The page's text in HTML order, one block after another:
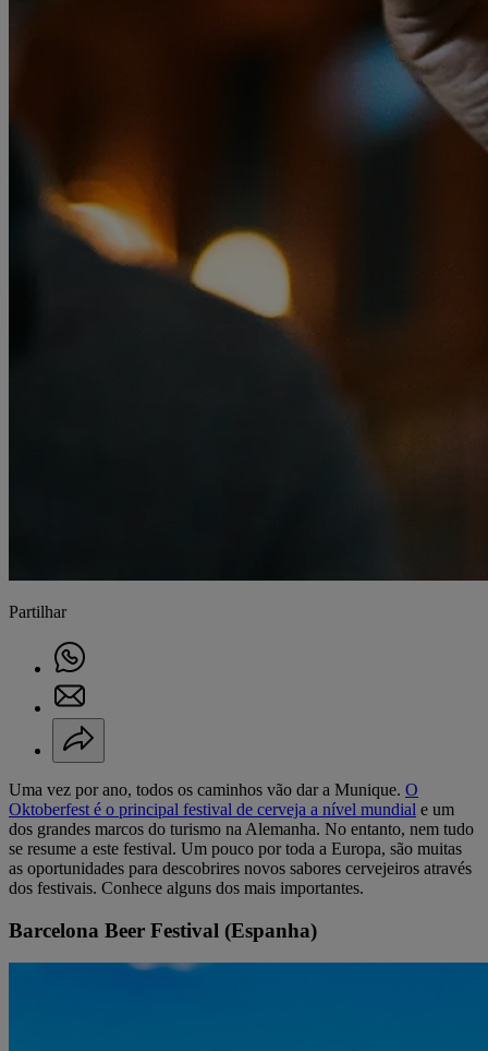
Partilhar
Uma vez por ano, todos os caminhos vão dar a Munique. O
Oktoberfest é o principal festival de cerveja a nível mundial e um
dos grandes marcos do turismo na Alemanha. No entanto, nem tudo
se resume a este festival. Um pouco por toda a Europa, são muitas
as oportunidades para descobrires novos sabores cervejeiros através
dos festivais. Conhece alguns dos mais importantes.
Barcelona Beer Festival (Espanha)